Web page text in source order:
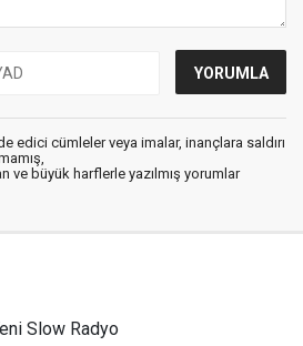
edici cümleler veya imalar, inançlara saldırı
ve büyük harflerle yazılmış yorumlar
Slow Radyo